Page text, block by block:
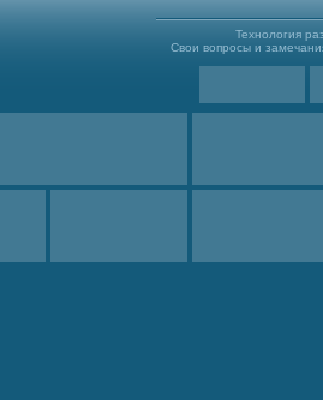
Технология
Свои вопросы и